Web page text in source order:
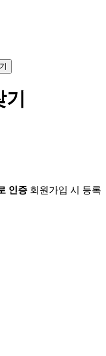
기
인증 회원가입 시 등록